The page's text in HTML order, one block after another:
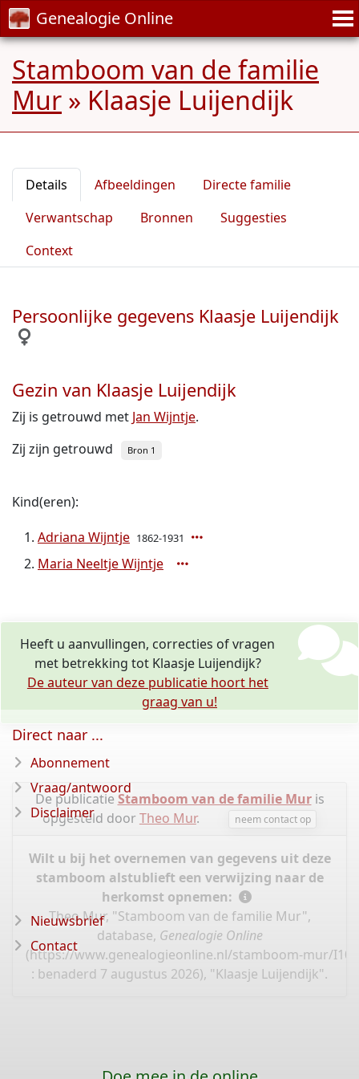
Genealogie Online
Stamboom van de familie
Mur » Klaasje Luijendijk
Details Afbeeldingen
Directe familie
Verwantschap
Bronnen
Suggesties
Context
Persoonlijke gegevens Klaasje Luijendijk
Gezin van Klaasje Luijendijk
Zij is getrouwd met Jan Wijntje.
Zij zijn getrouwd
Bron 1
Kind(eren):
Adriana Wijntje 1862-1931
Maria Neeltje Wijntje
Heeft u aanvullingen, correcties of vragen
met betrekking tot Klaasje Luijendijk?
De auteur van deze publicatie hoort het
graag van u!
De publicatieStamboom van de familie Muris
opgesteld doorTheo Mur. neem contact op
Wilt u bij het overnemen van gegevens uit deze
stamboom alstublieft een verwijzing naar de
herkomst opnemen:
Theo Mur, "Stamboom van de familie Mur",
database, Genealogie Online
(https://www.genealogieonline.nl/stamboom-mur/
: benaderd 7 augustus 2026), "Klaasje Luijendijk".
Direct naar ...
Abonnement
Vraag/antwoord
Disclaimer
Nieuwsbrief
Contact